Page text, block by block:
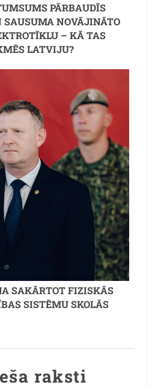
PĀRBAUDĪS
NOVĀJINĀTO
– KĀ TAS
LATVIJU?
SAKĀRTOT FIZISKĀS
SISTĒMU SKOLĀS
raksti